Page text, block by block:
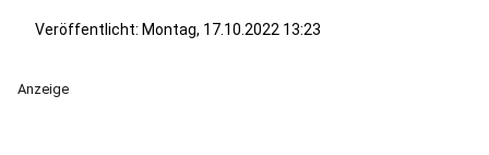
Veröffentlicht: Montag, 17.10.2022 13:23
Anzeige